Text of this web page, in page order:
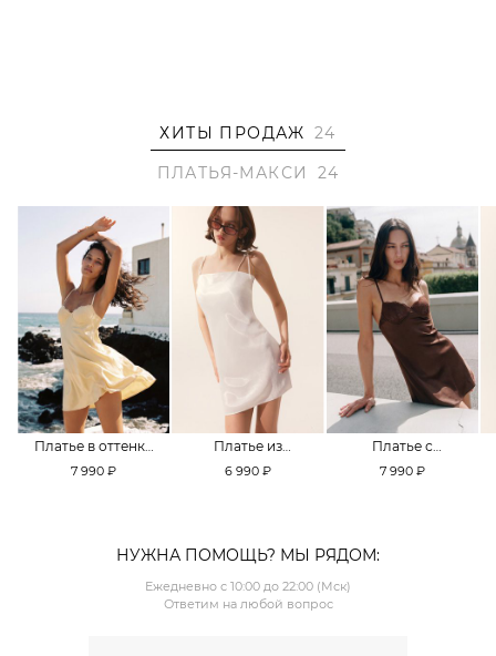
ХИТЫ ПРОДАЖ 24
ПЛАТЬЯ-МАКСИ
24
Платье в оттенке
Pale Banana
7 990 ₽
Платье из
смесовой вискозы
6 990 ₽
Платье с
кружевной
7 990 ₽
НУЖНА ПОМОЩЬ? МЫ РЯДОМ:
Ежедневно с 10:00 до 22:00 (Мск)
Ответим на любой вопрос